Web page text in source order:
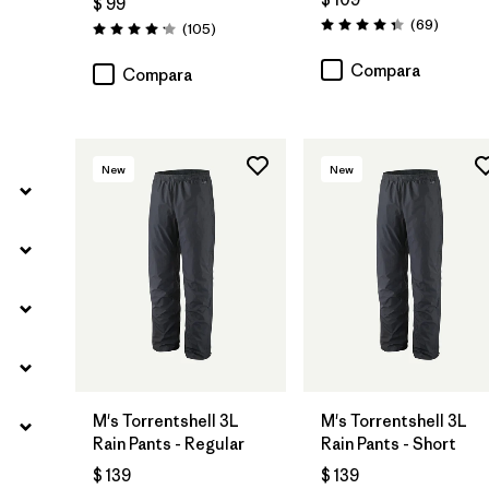
Filtrar por
Familia de productos
Valoración: 4.2 / 5
(105Comentarios
)
Compara
Valoración: 4.3 / 5
(69)
Compara
New
M's Torrentshell 3L
Rain Pants - Regular
$ 139
New
M's Torrentshell 3L
Rain Pants - Short
$ 139